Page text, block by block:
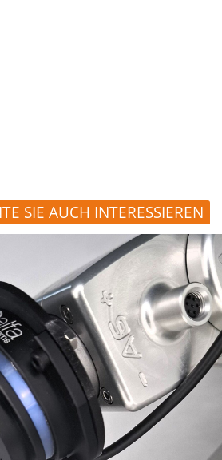
SIE AUCH INTERESSIEREN